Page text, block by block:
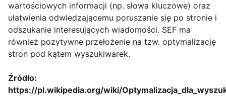
wartościowych informacji (np. słowa kluczowe) oraz
ułatwienia odwiedzającemu poruszanie się po stronie i
odszukanie interesujących wiadomości. SEF ma
również pozytywne przełożenie na tzw. optymalizację
stron pod kątem wyszukiwarek.
Źródło:
https://pl.wikipedia.org/wiki/